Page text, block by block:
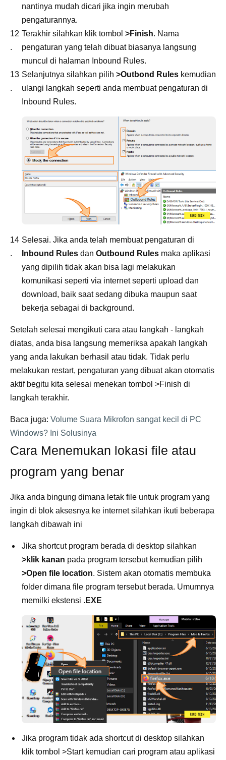
nantinya mudah dicari jika ingin merubah
pengaturannya.
Terakhir silahkan klik tombol >Finish. Nama
pengaturan yang telah dibuat biasanya langsung
muncul di halaman Inbound Rules.
Selanjutnya silahkan pilih >Outbond Rules kemudian
ulangi langkah seperti anda membuat pengaturan di
Inbound Rules.
Selesai. Jika anda telah membuat pengaturan di
Inbound Rules dan Outbound Rules maka aplikasi
yang dipilih tidak akan bisa lagi melakukan
komunikasi seperti via internet seperti upload dan
download, baik saat sedang dibuka maupun saat
bekerja sebagai di background.
Setelah selesai mengikuti cara atau langkah - langkah
diatas, anda bisa langsung memeriksa apakah langkah
yang anda lakukan berhasil atau tidak. Tidak perlu
melakukan restart, pengaturan yang dibuat akan otomatis
aktif begitu kita selesai menekan tombol >Finish di
langkah terakhir.
Baca juga: Volume Suara Mikrofon sangat kecil di PC
Windows? Ini Solusinya
Cara Menemukan lokasi file atau
program yang benar
Jika anda bingung dimana letak file untuk program yang
ingin di blok aksesnya ke internet silahkan ikuti beberapa
langkah dibawah ini
Jika shortcut program berada di desktop silahkan
>klik kanan pada program tersebut kemudian pilih
>Open file location. Sistem akan otomatis membuka
folder dimana file program tersebut berada. Umumnya
memilki ekstensi .EXE
Jika program tidak ada shortcut di desktop silahkan
klik tombol >Start kemudian cari program atau aplikasi